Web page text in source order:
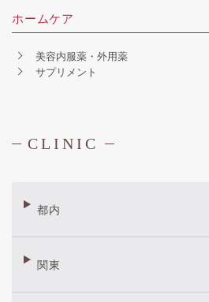
ホームケア
美容内服薬・外用薬
サプリメント
CLINIC
都内
関東